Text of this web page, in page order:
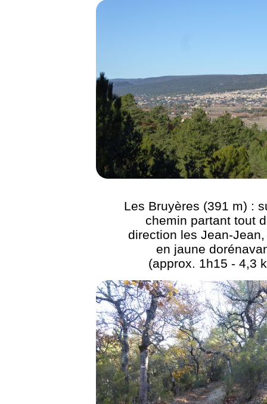
Les Bruyères (391 m) :
chemin partant tout
direction les Jean-
en jaune
(approx. 1h15 - 4,3